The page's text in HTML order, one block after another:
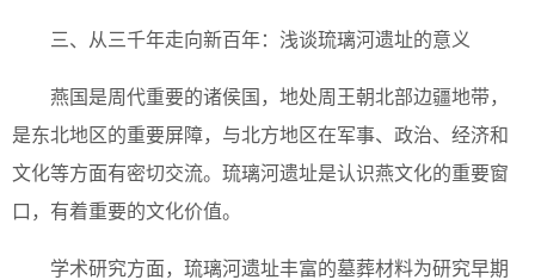
三、从三千年走向新百年：浅谈琉璃河遗址的意义
燕国是周代重要的诸侯国，地处周王朝北部边疆地带，
是东北地区的重要屏障，与北方地区在军事、政治、经济和
文化等方面有密切交流。琉璃河遗址是认识燕文化的重要窗
口，有着重要的文化价值。
学术研究方面，琉璃河遗址丰富的墓葬材料为研究早期